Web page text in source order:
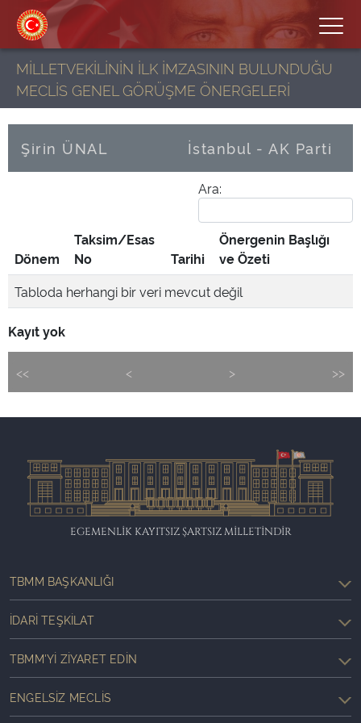
MİLLETVEKİLİNİN İLK İMZASININ BULUNDUĞU
MECLİS GENEL GÖRÜŞME ÖNERGELERİ
Şirin ÜNAL İstanbul - AK Parti
Ara:
Dönem
Taksim/Esas
No
Tarihi
Önergenin Başlığı
ve Özeti
Tabloda herhangi bir veri mevcut değil
Kayıt yok
<< < > >>
EGEMENLİK KAYITSIZ ŞARTSIZ MİLLETİNDİR
TBMM BAŞKANLIĞI
İDARI TEŞKILAT
TBMM'YI ZIYARET EDIN
ENGELSIZ MECLIS